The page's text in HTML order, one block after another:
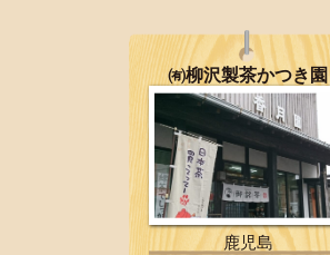
㈲柳沢製茶かつき園
鹿児島